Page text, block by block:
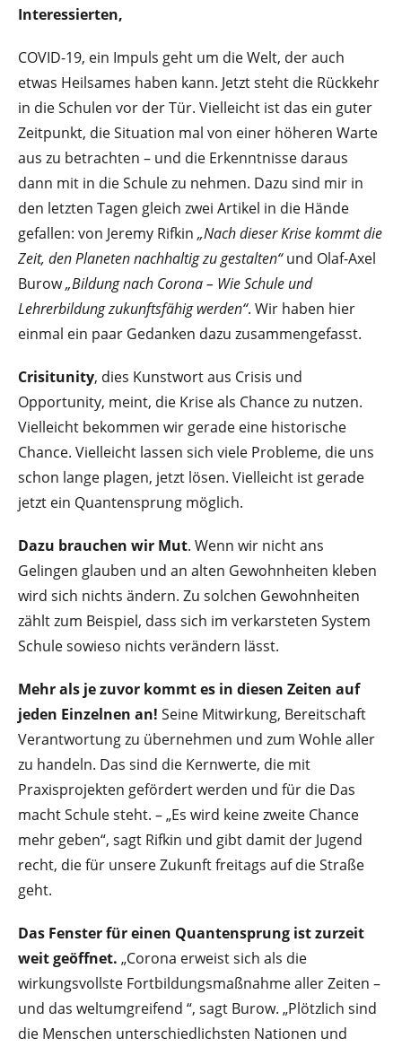
Interessierten,
COVID-19, ein Impuls geht um die Welt, der auch
etwas Heilsames haben kann. Jetzt steht die Rückkehr
in die Schulen vor der Tür. Vielleicht ist das ein guter
Zeitpunkt, die Situation mal von einer höheren Warte
aus zu betrachten – und die Erkenntnisse daraus
dann mit in die Schule zu nehmen. Dazu sind mir in
den letzten Tagen gleich zwei Artikel in die Hände
gefallen: von Jeremy Rifkin „Nach dieser Krise kommt die
Zeit, den Planeten nachhaltig zu gestalten“und Olaf-Axel
Burow„Bildung nach Corona – Wie Schule und
Lehrerbildung zukunftsfähig werden“. Wir haben hier
einmal ein paar Gedanken dazu zusammengefasst.
Crisitunity, dies Kunstwort aus Crisis und
Opportunity, meint, die Krise als Chance zu nutzen.
Vielleicht bekommen wir gerade eine historische
Chance. Vielleicht lassen sich viele Probleme, die uns
schon lange plagen, jetzt lösen. Vielleicht ist gerade
jetzt ein Quantensprung möglich.
Dazu brauchen wir Mut. Wenn wir nicht ans
Gelingen glauben und an alten Gewohnheiten kleben
wird sich nichts ändern. Zu solchen Gewohnheiten
zählt zum Beispiel, dass sich im verkarsteten System
Schule sowieso nichts verändern lässt.
Mehr als je zuvor kommt es in diesen Zeiten auf
jeden Einzelnen an! Seine Mitwirkung, Bereitschaft
Verantwortung zu übernehmen und zum Wohle aller
zu handeln. Das sind die Kernwerte, die mit
Praxisprojekten gefördert werden und für die Das
macht Schule steht. – „Es wird keine zweite Chance
mehr geben“, sagt Rifkin und gibt damit der Jugend
recht, die für unsere Zukunft freitags auf die Straße
geht.
Das Fenster für einen Quantensprung ist zurzeit
weit geöffnet. „Corona erweist sich als die
wirkungsvollste Fortbildungsmaßnahme aller Zeiten –
und das weltumgreifend “, sagt Burow. „Plötzlich sind
die Menschen unterschiedlichsten Nationen und